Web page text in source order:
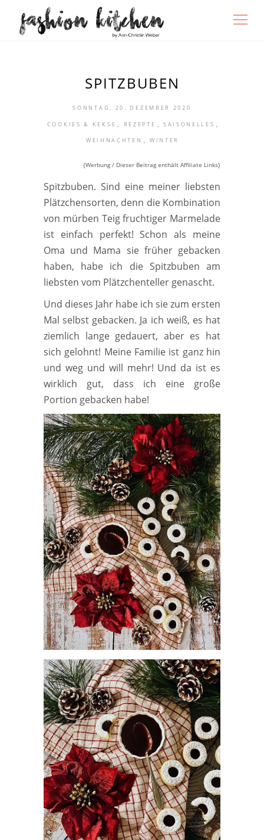
SPITZBUBEN
SONNTAG, 20. DEZEMBER 2020
COOKIES & KEKSE , REZEPTE , SAISONELLES ,
WEIHNACHTEN , WINTER
{Werbung / Dieser Beitrag enthält Affiliate Links}
Spitzbuben. Sind eine meiner liebsten
Plätzchensorten, denn die Kombination
von mürben Teig fruchtiger Marmelade
ist einfach perfekt! Schon als meine
Oma und Mama sie früher gebacken
haben, habe ich die Spitzbuben am
liebsten vom Plätzchenteller genascht.
Und dieses Jahr habe ich sie zum ersten
Mal selbst gebacken. Ja ich weiß, es hat
ziemlich lange gedauert, aber es hat
sich gelohnt! Meine Familie ist ganz hin
und weg und will mehr! Und da ist es
wirklich gut, dass ich eine große
Portion gebacken habe!